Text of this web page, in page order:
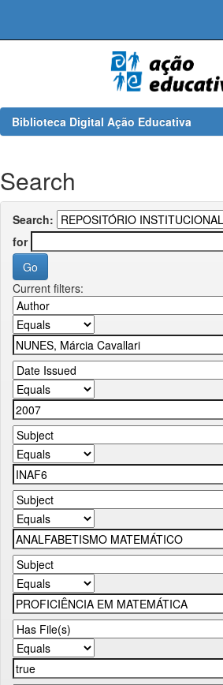
Biblioteca Digital Ação Educativa
Search
Search:
for
Current filters: